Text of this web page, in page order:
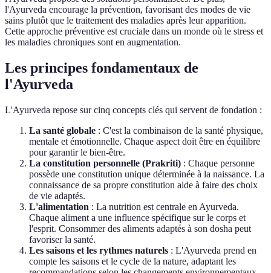
l'Ayurveda encourage la prévention, favorisant des modes de vie
sains plutôt que le traitement des maladies après leur apparition.
Cette approche préventive est cruciale dans un monde où le stress et
les maladies chroniques sont en augmentation.
Les principes fondamentaux de
l'Ayurveda
L'Ayurveda repose sur cinq concepts clés qui servent de fondation :
La santé globale : C'est la combinaison de la santé physique,
mentale et émotionnelle. Chaque aspect doit être en équilibre
pour garantir le bien-être.
La constitution personnelle (Prakriti) : Chaque personne
possède une constitution unique déterminée à la naissance. La
connaissance de sa propre constitution aide à faire des choix
de vie adaptés.
L'alimentation : La nutrition est centrale en Ayurveda.
Chaque aliment a une influence spécifique sur le corps et
l'esprit. Consommer des aliments adaptés à son dosha peut
favoriser la santé.
Les saisons et les rythmes naturels : L'Ayurveda prend en
compte les saisons et le cycle de la nature, adaptant les